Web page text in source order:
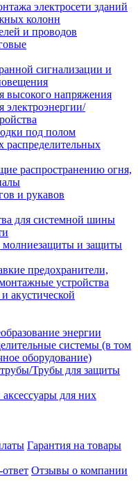
электросети зданий
колонн
и проводов
сигнализации и
высокого напряжения
электроэнергии/
под полом
распределительных
распространению огня,
и рукавов
для системной шины
молниезащиты и защиты
предохранители,
устройства
акустической
энергии
системы (в том
оборудование)
Трубы для защиты
для них
Гарантия на товары
Отзывы о компании